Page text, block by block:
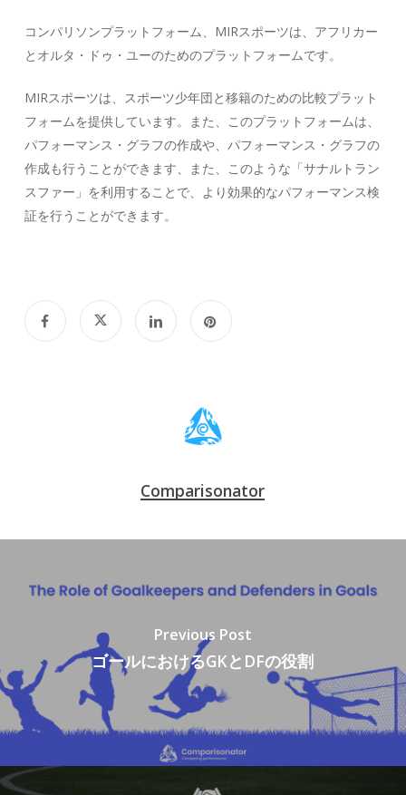
コンパリソンプラットフォーム、MIRスポーツは、アフリカー
とオルタ・ドゥ・ユーのためのプラットフォームです。
MIRスポーツは、スポーツ少年団と移籍のための比較プラット
フォームを提供しています。また、このプラットフォームは、
パフォーマンス・グラフの作成や、パフォーマンス・グラフの
作成も行うことができます、また、このような「サナルトラン
スファー」を利用することで、より効果的なパフォーマンス検
証を行うことができます。
Comparisonator
Previous Post
ゴールにおけるGKとDFの役割